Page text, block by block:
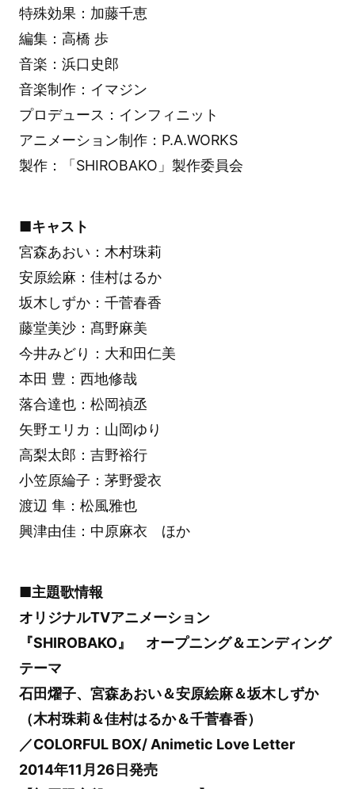
特殊効果：加藤千恵
編集：高橋 歩
音楽：浜口史郎
音楽制作：イマジン
プロデュース：インフィニット
アニメーション制作：P.A.WORKS
製作：「SHIROBAKO」製作委員会
■キャスト
宮森あおい：木村珠莉
安原絵麻：佳村はるか
坂木しずか：千菅春香
藤堂美沙：髙野麻美
今井みどり：大和田仁美
本田 豊：西地修哉
落合達也：松岡禎丞
矢野エリカ：山岡ゆり
高梨太郎：吉野裕行
小笠原綸子：茅野愛衣
渡辺 隼：松風雅也
興津由佳：中原麻衣 ほか
■主題歌情報
オリジナルTVアニメーション
『SHIROBAKO』 オープニング＆エンディング
テーマ
石田燿子、宮森あおい＆安原絵麻＆坂木しずか
（木村珠莉＆佳村はるか＆千菅春香）
／COLORFUL BOX/ Animetic Love Letter
2014年11月26日発売